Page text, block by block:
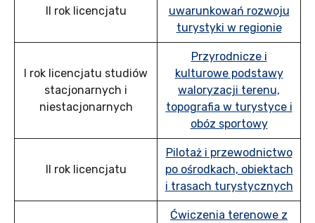
II rok licencjatu
uwarunkowań rozwoju
turystyki w regionie
I rok licencjatu studiów
stacjonarnych i
niestacjonarnych
Przyrodnicze i
kulturowe podstawy
waloryzacji terenu,
topografia w turystyce i
obóz sportowy
II rok licencjatu
Pilotaż i przewodnictwo
po ośrodkach, obiektach
i trasach turystycznych
Ćwiczenia terenowe z